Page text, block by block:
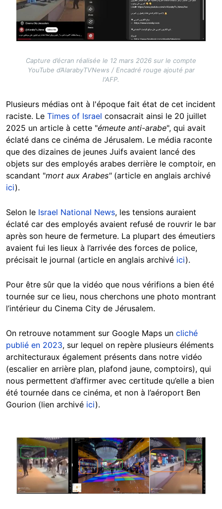
Capture d’écran réalisée le 12 mars 2026 sur le compte
YouTube d’AlarabyTVNews / Encadré rouge ajouté par
l'AFP.
Plusieurs médias ont à l'époque fait état de cet incident
raciste. Le Times of Israel consacrait ainsi le 20 juillet
2025 un article à cette "émeute anti-arabe", qui avait
éclaté dans ce cinéma de Jérusalem. Le média raconte
que des dizaines de jeunes Juifs avaient lancé des
objets sur des employés arabes derrière le comptoir, en
scandant "mort aux Arabes" (article en anglais archivé
ici).
Selon le Israel National News, les tensions auraient
éclaté car des employés avaient refusé de rouvrir le bar
après son heure de fermeture. La plupart des émeutiers
avaient fui les lieux à l’arrivée des forces de police,
précisait le journal (article en anglais archivé ici).
Pour être sûr que la vidéo que nous vérifions a bien été
tournée sur ce lieu, nous cherchons une photo montrant
l’intérieur du Cinema City de Jérusalem.
On retrouve notamment sur Google Maps un cliché
publié en 2023, sur lequel on repère plusieurs éléments
architecturaux également présents dans notre vidéo
(escalier en arrière plan, plafond jaune, comptoirs), qui
nous permettent d’affirmer avec certitude qu’elle a bien
été tournée dans ce cinéma, et non à l’aéroport Ben
Gourion (lien archivé ici).
Image